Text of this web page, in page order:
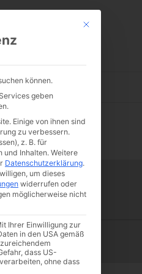
TRADITION
Kirche
Mit diesem
können.
geben
Einige von ihnen sind
zu verbessern.
z. B. für
und Inhalten. Weitere
Datenschutzerklärung.
um dieses
widerrufen oder
möglicherweise nicht
Ihrer Einwilligung zur
in den USA gemäß
dass US-
ohne dass